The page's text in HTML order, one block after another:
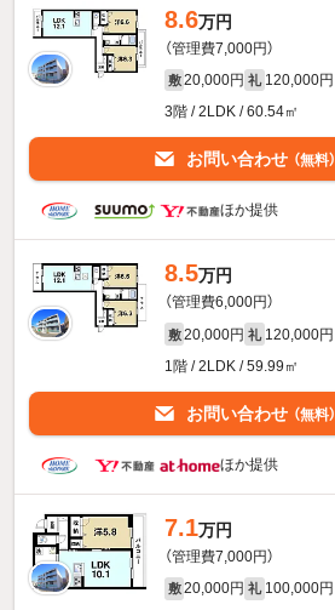
8.6万円
（管理費7,000円）
敷 20,000円 礼 120,000円
3階 / 2LDK / 60.54㎡
お問い合わせ （無料）
ほか提供
8.5万円
（管理費6,000円）
敷 20,000円 礼 120,000円
1階 / 2LDK / 59.99㎡
お問い合わせ （無料）
ほか提供
7.1万円
（管理費7,000円）
敷 20,000円 礼 100,000円